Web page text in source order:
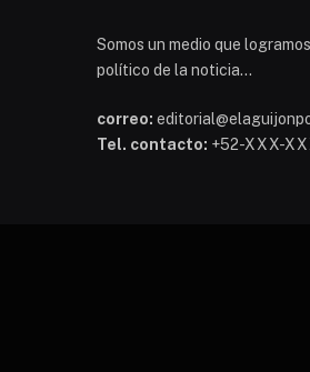
Somos un medio que
político de la noticia...
correo:
Tel. contacto: +52-XXX-